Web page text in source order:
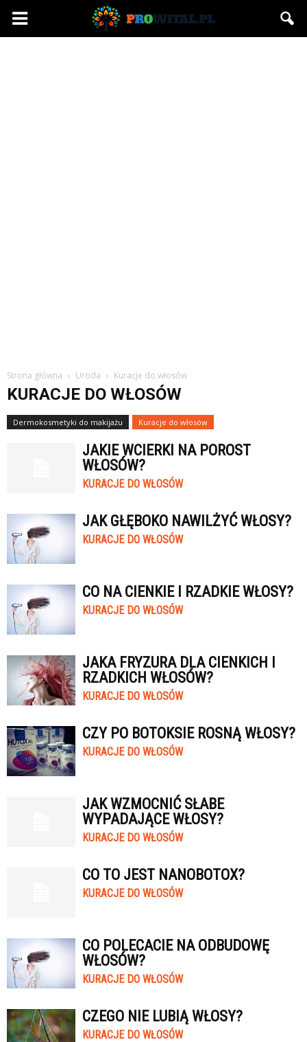
Prowital.pl
Strona główna Uroda Kuracje do włosów
KURACJE DO WŁOSÓW
Dermokosmetyki do makijażu Kuracje do włosów
JAKIE WCIERKI NA POROST
WŁOSÓW?
KURACJE DO WŁOSÓW
JAK GŁĘBOKO NAWILŻYĆ WŁOSY?
KURACJE DO WŁOSÓW
CO NA CIENKIE I RZADKIE WŁOSY?
KURACJE DO WŁOSÓW
JAKA FRYZURA DLA CIENKICH I
RZADKICH WŁOSÓW?
KURACJE DO WŁOSÓW
CZY PO BOTOKSIE ROSNĄ WŁOSY?
KURACJE DO WŁOSÓW
JAK WZMOCNIĆ SŁABE
WYPADAJĄCE WŁOSY?
KURACJE DO WŁOSÓW
CO TO JEST NANOBOTOX?
KURACJE DO WŁOSÓW
CO POLECACIE NA ODBUDOWĘ
WŁOSÓW?
KURACJE DO WŁOSÓW
CZEGO NIE LUBIĄ WŁOSY?
KURACJE DO WŁOSÓW